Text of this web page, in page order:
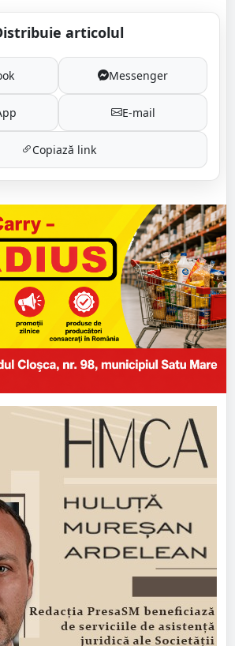
articolul
Messenger
E-mail
Copiază link